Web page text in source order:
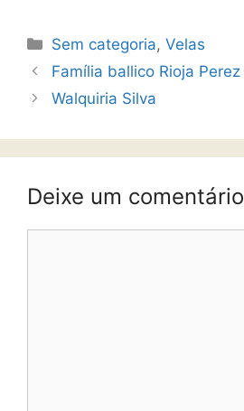
Sem categoria,Velas
Família ballico Rioja Perez
Walquiria Silva
Deixe um comentário